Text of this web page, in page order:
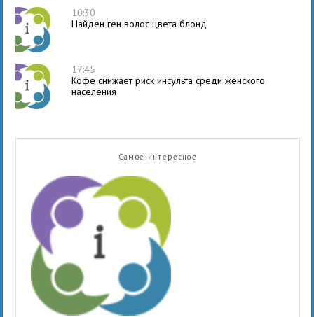
10:30
Найден ген волос цвета блонд
17:45
Кофе снижает риск инсульта среди женского
населения
Самое интересное